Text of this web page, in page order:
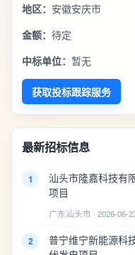
地区： 安徽安庆市
金额： 待定
中标单位： 暂无
获取投标跟踪服务
最新招标信息
1
汕头市隆嘉科技有
项目
广东汕头市 · 2026-06-
2
普宁维宁新能源科